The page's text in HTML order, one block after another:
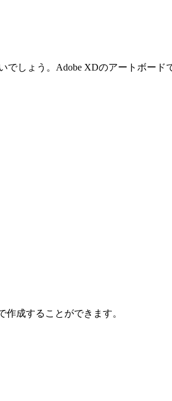
でしょう。Adobe XDのアートボー
成することができます。